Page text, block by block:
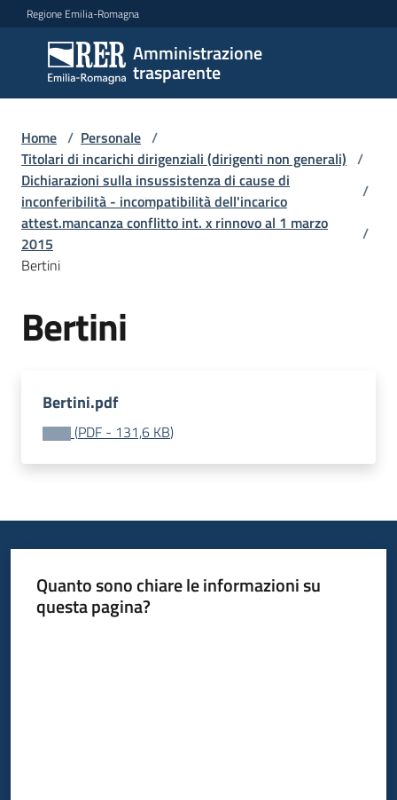
Vai al contenuto
Vai alla navigazione
Vai al footer
Regione Emilia-Romagna
Amministrazione
trasparente
Amministrazione
trasparente
Sottosezioni
Accesso
Home / Personale /
Titolari di incarichi dirigenziali (dirigenti non generali) /
Dichiarazioni sulla insussistenza di cause di
inconferibilità - incompatibilità dell'incarico
/
attest.mancanza conflitto int. x rinnovo al 1 marzo
2015
/
Bertini
Bertini
Bertini.pdf
(PDF - 131,6 KB)
Quanto sono chiare le informazioni su
questa pagina?